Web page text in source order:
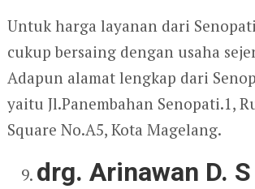
Untuk harga layanan dari
cukup bersaing dengan usaha
Adapun alamat lengkap dari
yaitu Jl.Panembahan Senopati.1,
Square No.A5, Kota Magelang.
drg. Arinawan D. S